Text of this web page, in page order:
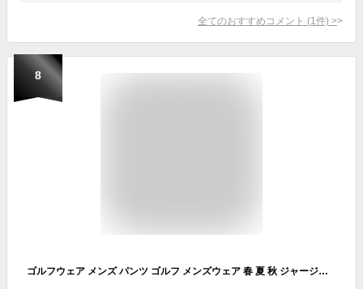
全てのおすすめコメント (1 件) >
8
ゴルフウェア メンズ パンツ ゴルフ メンズウェア 春 夏 秋 ジャージパンツ ジャージ 下 スリム 細身 おしゃれ テーパードパンツ ゴルフ 激安 コーディネート トレーニングウェア 白 ライン 父の日 ゴルフ ギフト 11541